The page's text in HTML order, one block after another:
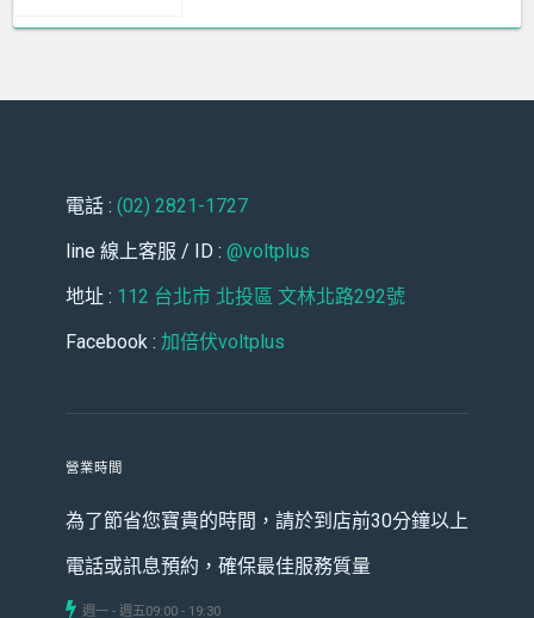
電話 : (02) 2821-1727
line 線上客服 / ID : @voltplus
地址 : 112 台北市 北投區 文林北路292號
Facebook : 加倍伏voltplus
營業時間
為了節省您寶貴的時間，請於到店前30分鐘以上
電話或訊息預約，確保最佳服務質量
週一 - 週五09:00 - 19:30